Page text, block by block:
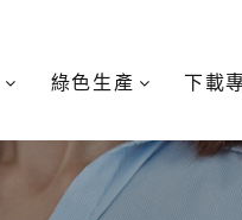
綠色生產 下載